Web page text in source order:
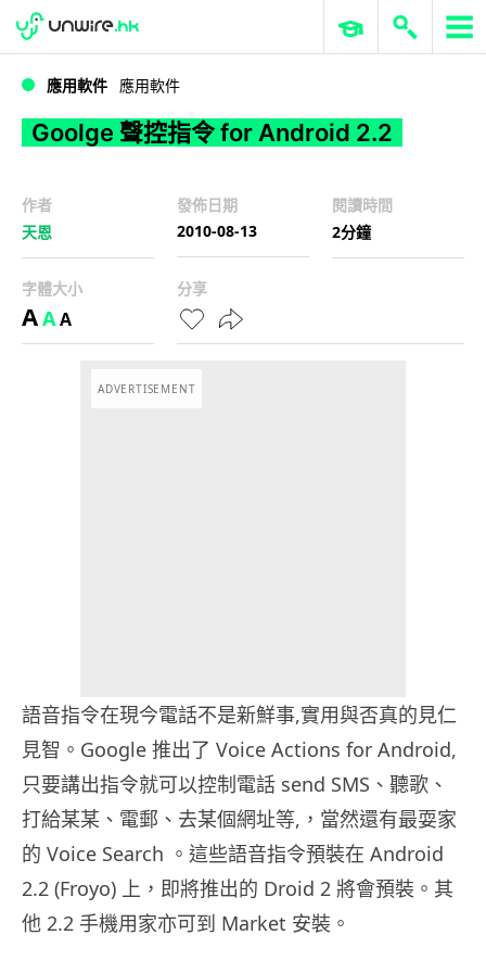
Goolge 聲控指令 for Android 2.2
WWDC 2026 ERP 與商業 AI
應用軟件 應用軟件
Goolge 聲控指令 for Android 2.2
作者
天恩
發佈日期
2010-08-13
閱讀時間
2分鐘
字體大小
AAA
分享
ADVERTISEMENT
語音指令在現今電話不是新鮮事,實用與否真的見仁
見智。Google 推出了 Voice Actions for Android,
只要講出指令就可以控制電話 send SMS、聽歌、
打給某某、電郵、去某個網址等,，當然還有最耍家
的 Voice Search 。這些語音指令預裝在 Android
2.2 (Froyo) 上，即將推出的 Droid 2 將會預裝。其
他 2.2 手機用家亦可到 Market 安裝。